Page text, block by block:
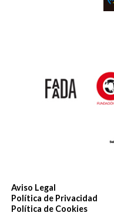
Aviso Legal
Política de Privacidad
Política de Cookies